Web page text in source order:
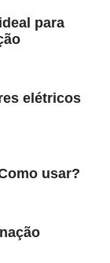
para
elétricos
usar?